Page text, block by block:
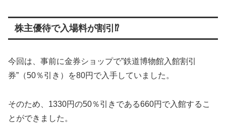
株主優待で入場料が割引⁉
今回は、事前に金券ショップで”鉄道博物館入館割引
券”（50％引き）を80円で入手していました。
そのため、1330円の50％引きである660円で入館するこ
とができました。